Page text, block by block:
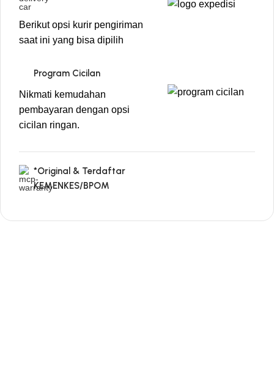
Berikut opsi kurir pengiriman
saat ini yang bisa dipilih
Program Cicilan
Nikmati kemudahan
pembayaran dengan opsi
cicilan ringan.
*Original & Terdaftar
KEMENKES/BPOM